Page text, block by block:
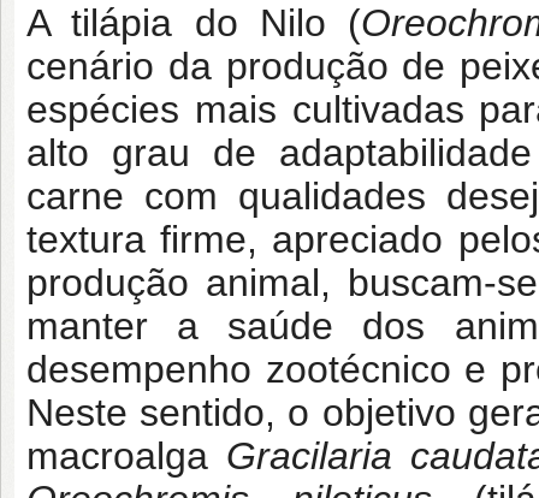
A tilápia do Nilo (
cenário da produção de
espécies mais cultivadas
alto grau de
carne com qualidades
textura firme, apreciado
produção animal, buscam-
manter a saúde dos
desempenho zootécnico e
Neste sentido, o objetivo
macroalga Gracilaria